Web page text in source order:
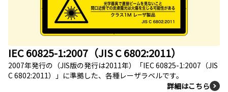
IEC 60825-1:2007（JIS C 6802:2011）
2007年発行の（JIS版の発行は2011年）「IEC 60825-1:2007（JIS
C 6802:2011）」に準拠した、各種レーザラベルです。
詳細はこちら